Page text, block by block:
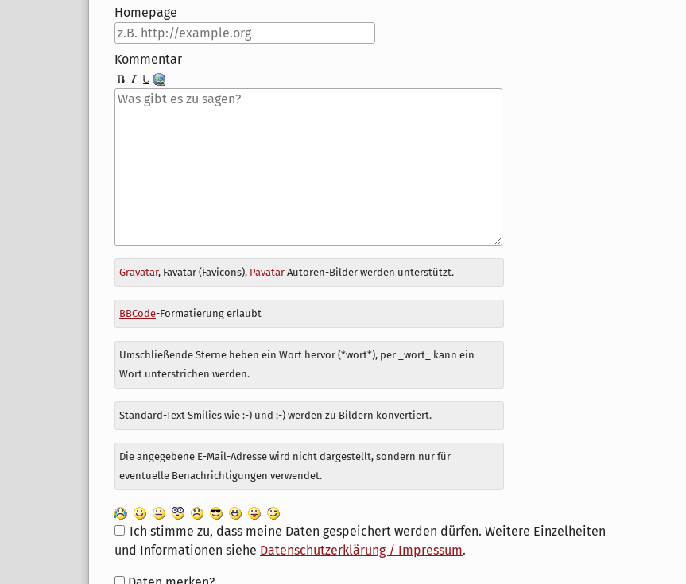
Homepage
Kommentar
Antwort
zu
Gravatar, Favatar (Favicons), PavatarAutoren-Bilder werden unterstützt.
BBCode-Formatierung erlaubt
Umschließende Sterne heben ein Wort hervor (*wort*), per _wort_ kann ein
Wort unterstrichen werden.
Standard-Text Smilies wie :-) und ;-) werden zu Bildern konvertiert.
Die angegebene E-Mail-Adresse wird nicht dargestellt, sondern nur für
eventuelle Benachrichtigungen verwendet.
Ich stimme zu, dass meine Daten gespeichert werden dürfen. Weitere Einzelheiten
und Informationen siehe Datenschutzerklärung / Impressum.